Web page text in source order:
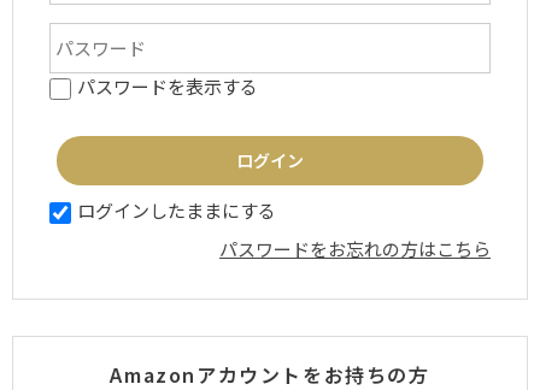
パスワードを表示する
ログインしたままにする
パスワードをお忘れの方はこちら
Amazonアカウントをお持ちの方